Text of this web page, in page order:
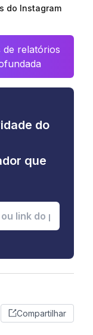
do Instagram
de relatórios
do
que
Compartilhar